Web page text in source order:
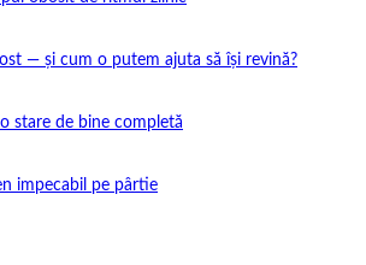
— și cum o putem ajuta să își revină?
stare de bine completă
impecabil pe pârtie